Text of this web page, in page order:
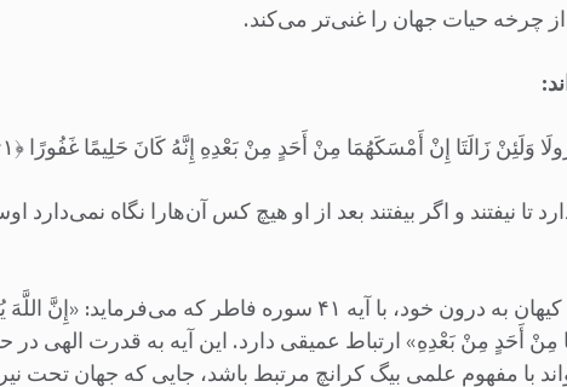
چرخه حیات جهان را غنی‌تر می‌کند.
وَلَئِنْ زَالَتَا إِنْ أَمْسَکَهُمَا مِنْ أَحَدٍ مِنْ بَعْدِهِ إِنَّهُ کَانَ حَلِیمًا غَفُورًا ﴿۴۱﴾
تا نیفتند و اگر بیفتند بعد از او هیچ کس آن‌هارا نگاه نمی‌دارد
بیگ کرانچ، نظریه‌ای درباره فروریزش کیهان به درون خود، با آیه ۴۱ سوره فاطر
مِنْ أَحَدٍ مِنْ بَعْدِهِ» ارتباط عمیقی دارد. این آیه به قدرت الهی
با مفهوم علمی بیگ کرانچ مرتبط باشد، جایی که جهان تحت